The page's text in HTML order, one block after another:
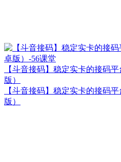
【斗音接码】稳定实卡的接码
版）
【斗音接码】稳定实卡的接码
版）